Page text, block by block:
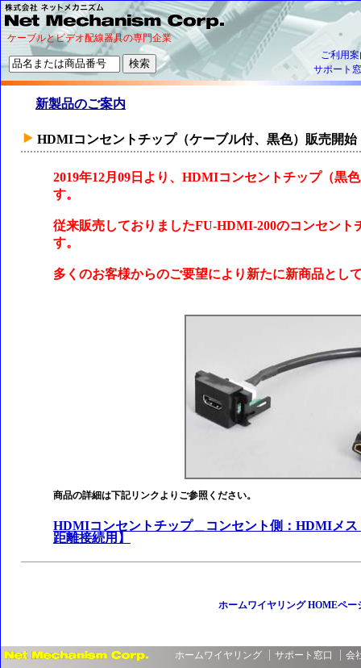
ケーブルとビデオ配線器具の専門企業
ご利用
サポート
新製品のご案内
HDMIコンセントチップ（ケーブル付、黒色）販売開始
2019年12月09日より、HDMIコンセントチップ（黒
す。
従来販売しておりましたFU-HDMI-200のコンセント
す。
多くのお客様からのご要望により新たに新商品とし
商品の詳細は下記リンクよりご参照ください。
HDMIコンセントチップ＿コンセント側：HDMIメ
距離接続用】
ホームワイヤリング HOMEペー
ホームワイヤリング サポート窓口 会